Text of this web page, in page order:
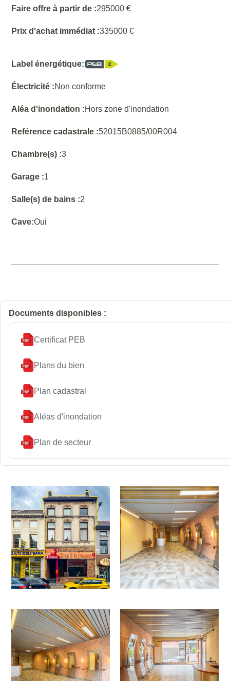
Faire offre à partir de :295000 €
Prix d'achat immédiat :335000 €
Label énergétique:
Électricité :Non conforme
Aléa d'inondation :Hors zone d'inondation
Reférence cadastrale :52015B0885/00R004
Chambre(s) :3
Garage :1
Salle(s) de bains :2
Cave:Oui
Documents disponibles :
Certificat PEB
Plans du bien
Plan cadastral
Aléas d'inondation
Plan de secteur